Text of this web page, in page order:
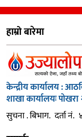
हाम्रो बारेमा
केन्द्रीय कार्यालय :
शाखा कार्यालयः
सुचना . बिभाग. दर्ता